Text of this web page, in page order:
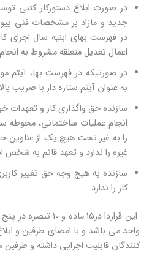
در صورت ابلاغ دستورکار کتبی
جدید و مازاد بر مشخصات فنی
اعمال تعدیل متعلقه مشروط به
در صورتیکه در فهرست بها، آیتم
به عنوان آیتم ستاره دار با ضریب بالاسری 1.41 لحاظ
سازنده حق واگذاری کار و تعهدات
انجام عملیات ساختمانی، محوطه
را به غیر تحت هیچ یک از عناوین
غیره را ندارد و تعهد قائم به
سازنده به هیچ وجه حق تغییر
کار را ندارد.
این قراردا در15
واحد می باشد و با امضای طرفین و
کنندگان قابلیت اجرایی داشته و